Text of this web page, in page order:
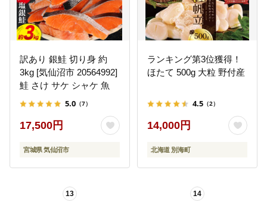
訳あり 銀鮭 切り身 約
3kg [気仙沼市 20564992]
鮭 さけ サケ シャケ 魚
5.0 （7）
17,500円
宮城県 気仙沼市
ランキング第3位獲得！
ほたて 500g 大粒 野付産
4.5 （2）
14,000円
北海道 別海町
13 14